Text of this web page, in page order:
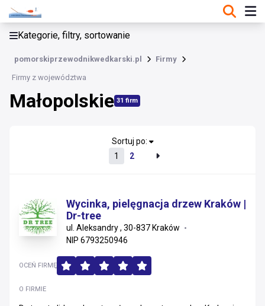
Kategorie, filtry, sortowanie
pomorskiprzewodnikwedkarski.pl Firmy
Firmy z województwa
Małopolskie 31 firm
Firmy
Zachodniopomorskie
Kujawsko-pomorskie
Śląskie
Sortuj po:
1
2
Wycinka, pielęgnacja drzew Kraków |
Dr-tree
ul. Aleksandry , 30-837 Kraków
NIP 6793250946
O FIRMIE
OCEŃ FIRMĘ